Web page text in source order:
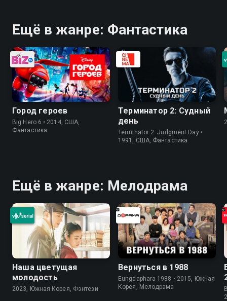
Ещё в жанре: Фантастика
Город героев
Big Hero 6 • 2014, США,
Фантастика
Терминатор 2: Судный
день
Terminator 2: Judgment Day •
1991, США, Фантастика
Ещё в жанре: Мелодрама
Наша цветущая
молодость
2023, Южная Корея, Фэнтези
Вернуться в 1988
Eungdaphara 1988 • 2015, Южная
Корея, Мелодрама